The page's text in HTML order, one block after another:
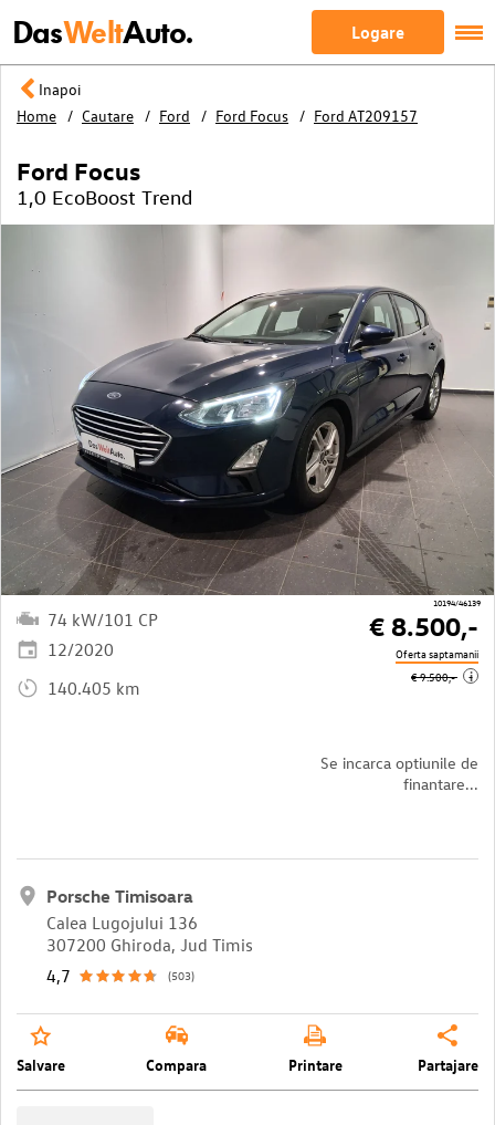
DasWeltAuto. Logare
Inapoi
Home
Cautare Ford Ford Focus Ford AT209157
10194/46139
Ford Focus
1,0 EcoBoost Trend
74 kW/101 CP
12/2020
140.405 km
Se incarca optiunile de
finantare...
€ 8.500,-
Oferta saptamanii
€ 9.500,-
i
Porsche Timisoara
Calea Lugojului 136
307200 Ghiroda, Jud Timis
4,7
(503)
Salvare Compara Printare Partajare